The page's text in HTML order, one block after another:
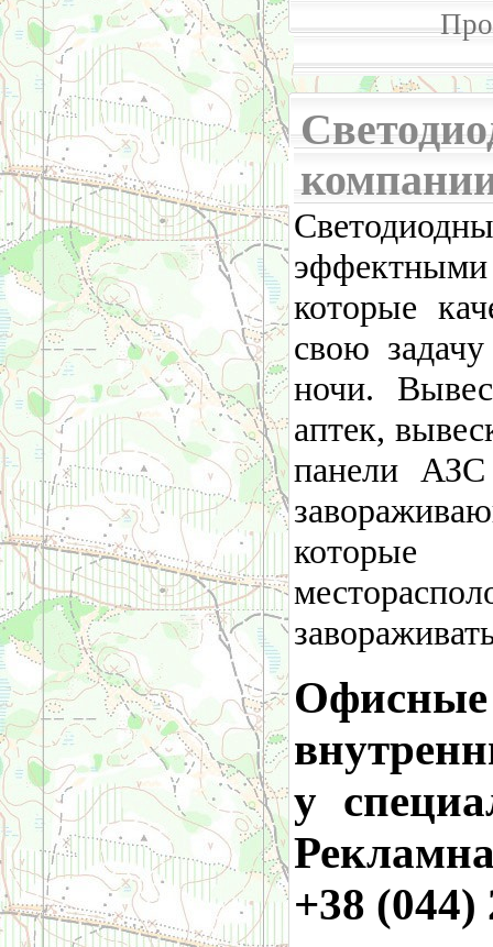
которые
свою
ночи.
аптек,
панели
которые
у
+38 (044)